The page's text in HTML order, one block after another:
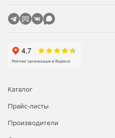
Каталог
Прайс-листы
Производители